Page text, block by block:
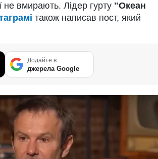
не вмирають. Лідер гурту "Океан
також написав пост, який
Додайте в
джерела Google